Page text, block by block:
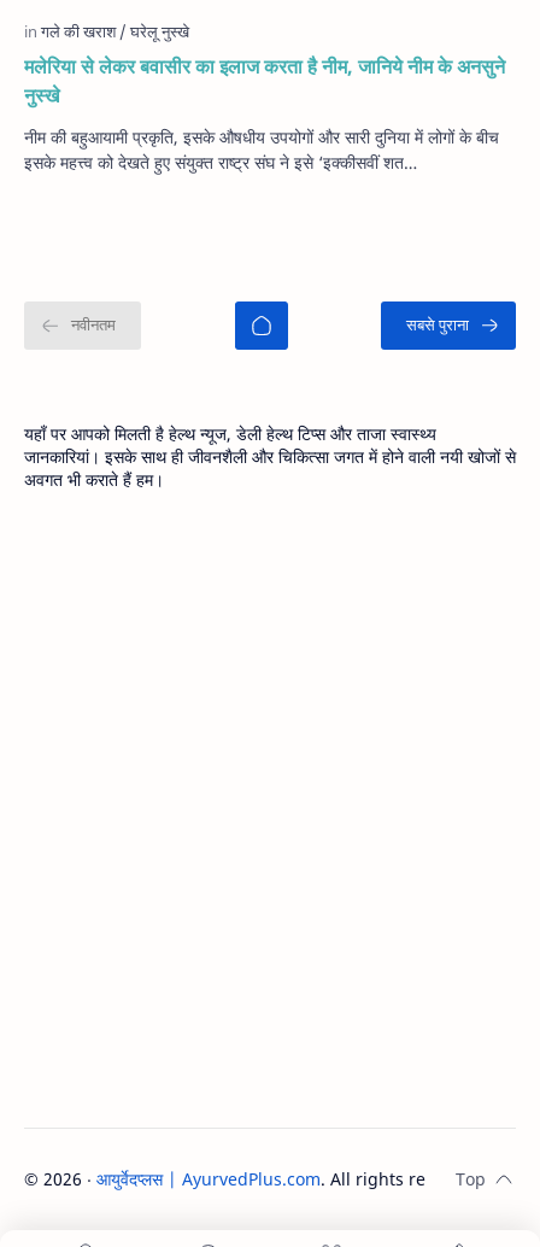
मलेरिया से लेकर बवासीर का इलाज करता है नीम, जानिये नीम के अनसुने
नुस्खे
नीम की बहुआयामी प्रकृति, इसके औषधीय उपयोगों और सारी दुनिया में लोगों के बीच
इसके महत्त्व को देखते हुए संयुक्त राष्ट्र संघ ने इसे ‘इक्कीसवीं शत…
यहाँ पर आपको मिलती है हेल्थ न्यूज, डेली हेल्थ टिप्स और ताजा स्वास्थ्य
जानकारियां। इसके साथ ही जीवनशैली और चिकित्सा जगत में होने वाली नयी खोजों से
अवगत भी कराते हैं हम।
© 2026 ‧ आयुर्वेदप्लस | AyurvedPlus.com. All rights reserved.